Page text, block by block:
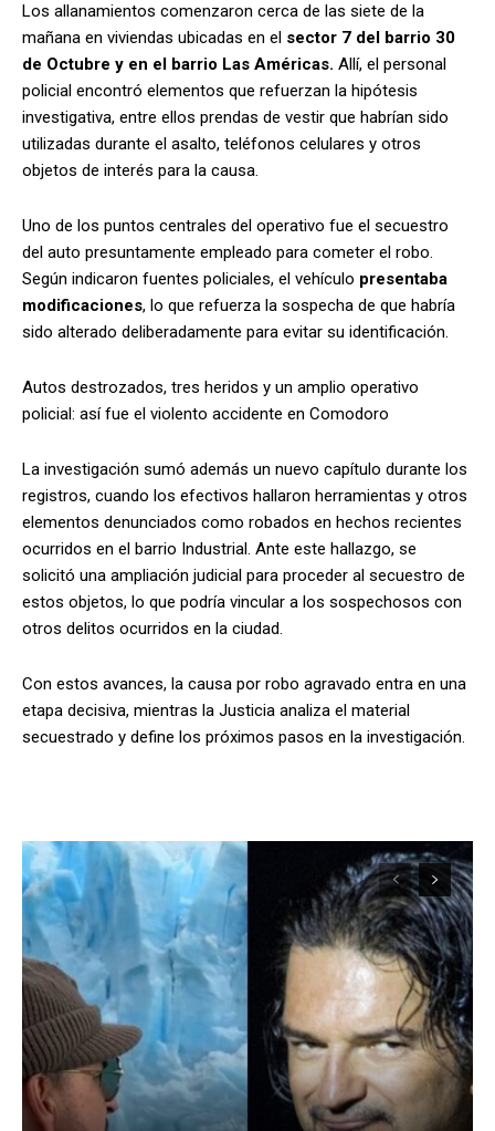
Los allanamientos comenzaron cerca de las siete de la
mañana en viviendas ubicadas en el sector 7 del barrio 30
de Octubre y en el barrio Las Américas. Allí, el personal
policial encontró elementos que refuerzan la hipótesis
investigativa, entre ellos prendas de vestir que habrían sido
utilizadas durante el asalto, teléfonos celulares y otros
objetos de interés para la causa.
Uno de los puntos centrales del operativo fue el secuestro
del auto presuntamente empleado para cometer el robo.
Según indicaron fuentes policiales, el vehículo presentaba
modificaciones, lo que refuerza la sospecha de que habría
sido alterado deliberadamente para evitar su identificación.
Autos destrozados, tres heridos y un amplio operativo
policial: así fue el violento accidente en Comodoro
La investigación sumó además un nuevo capítulo durante los
registros, cuando los efectivos hallaron herramientas y otros
elementos denunciados como robados en hechos recientes
ocurridos en el barrio Industrial. Ante este hallazgo, se
solicitó una ampliación judicial para proceder al secuestro de
estos objetos, lo que podría vincular a los sospechosos con
otros delitos ocurridos en la ciudad.
Con estos avances, la causa por robo agravado entra en una
etapa decisiva, mientras la Justicia analiza el material
secuestrado y define los próximos pasos en la investigación.